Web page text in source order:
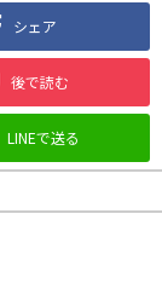
シェア
後で読む
LINEで送る